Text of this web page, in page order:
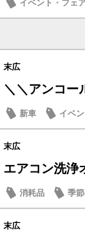
イベント・フェ
話題の情報
末広
＼＼アンコー
新車 イベ
末広
エアコン洗浄
消耗品 季
話題の情報
末広